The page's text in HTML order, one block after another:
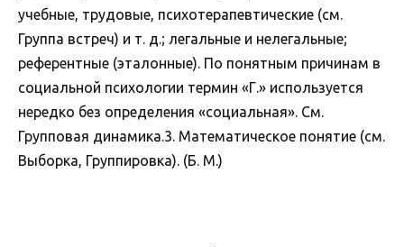
учебные, трудовые, психотерапевтические (см.
Группа встреч) и т. д.; легальные и нелегальные;
референтные (эталонные). По понятным причинам в
социальной психологии термин «Г.» используется
нередко без определения «социальная». См.
Групповая динамика.3. Математическое понятие (см.
Выборка, Группировка). (Б. М.)